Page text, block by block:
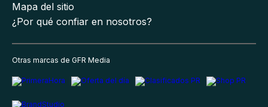
Mapa del sitio
¿Por qué confiar en nosotros?
Otras marcas de GFR Media